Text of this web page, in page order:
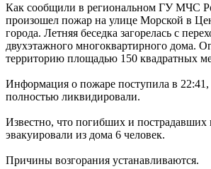
денег с карты
09.08.2026 | 11:28
В Тольятти спасли подростков на
берега
09.08.2026 | 10:56
воды
09.08.2026 | 10:29
беспилотная опасность
09.08.2026 | 10:24
09.08.2026 | 10:05
Как сообщили в региональном ГУ МЧС
произошел пожар на улице Морской в
города. Летняя беседка загорелась с
двухэтажного многоквартирного дома.
территорию площадью 150 квадратных
Информация о пожаре поступила в 22:41,
полностью ликвидировали.
Известно, что погибших и пострадавших
эвакуировали из дома 6 человек.
Причины возгорания устанавливаются.